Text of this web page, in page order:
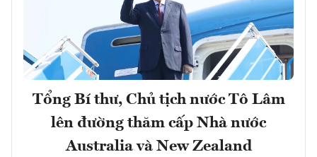
Tổng Bí thư, Chủ tịch nước Tô Lâm
lên đường thăm cấp Nhà nước
Australia và New Zealand